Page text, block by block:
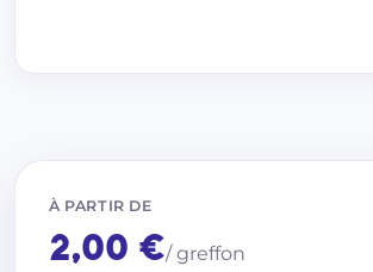
À PARTIR DE
2,00 €/ greffon